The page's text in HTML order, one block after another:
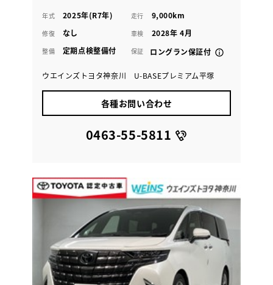
年式 2025年(R7年) 走行 9,000km
修復 なし 車検 2028年 4月
整備 定期点検整備付 保証 ロングラン保証付
ウエインズトヨタ神奈川 U-BASEプレミアム平塚
各種お問い合わせ
0463-55-5811